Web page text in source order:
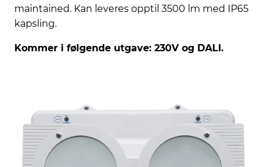
maintained. Kan leveres opptil 3500 lm med IP65
kapsling.
Kommer i følgende utgave: 230V og DALI.